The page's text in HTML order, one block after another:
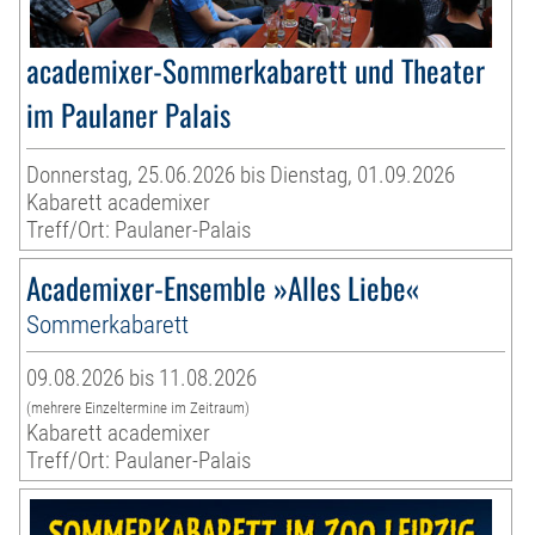
academixer-Sommerkabarett und Theater
im Paulaner Palais
Donnerstag, 25.06.2026 bis Dienstag, 01.09.2026
Kabarett academixer
Treff/Ort: Paulaner-Palais
Academixer-Ensemble »Alles Liebe«
Sommerkabarett
09.08.2026 bis 11.08.2026
(mehrere Einzeltermine im Zeitraum)
Kabarett academixer
Treff/Ort: Paulaner-Palais